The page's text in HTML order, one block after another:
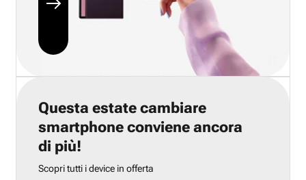
Questa estate cambiare
smartphone conviene ancora
di più!
Scopri tutti i device in offerta